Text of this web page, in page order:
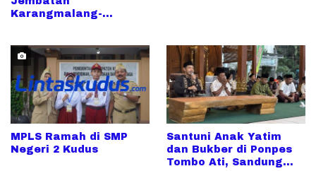
Karangmalang-
Lebih Cepat
MPLS Ramah di SMP
Negeri 2 Kudus
Santuni Anak Yatim
dan Bukber di Ponpes
Tombo Ati, Sandung